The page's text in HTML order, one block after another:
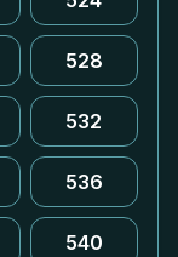
528
532
536
540